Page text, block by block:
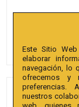
PUNTAS
Este Sitio
elaborar
navegación, lo
ofrecemos y
preferencias.
nuestros